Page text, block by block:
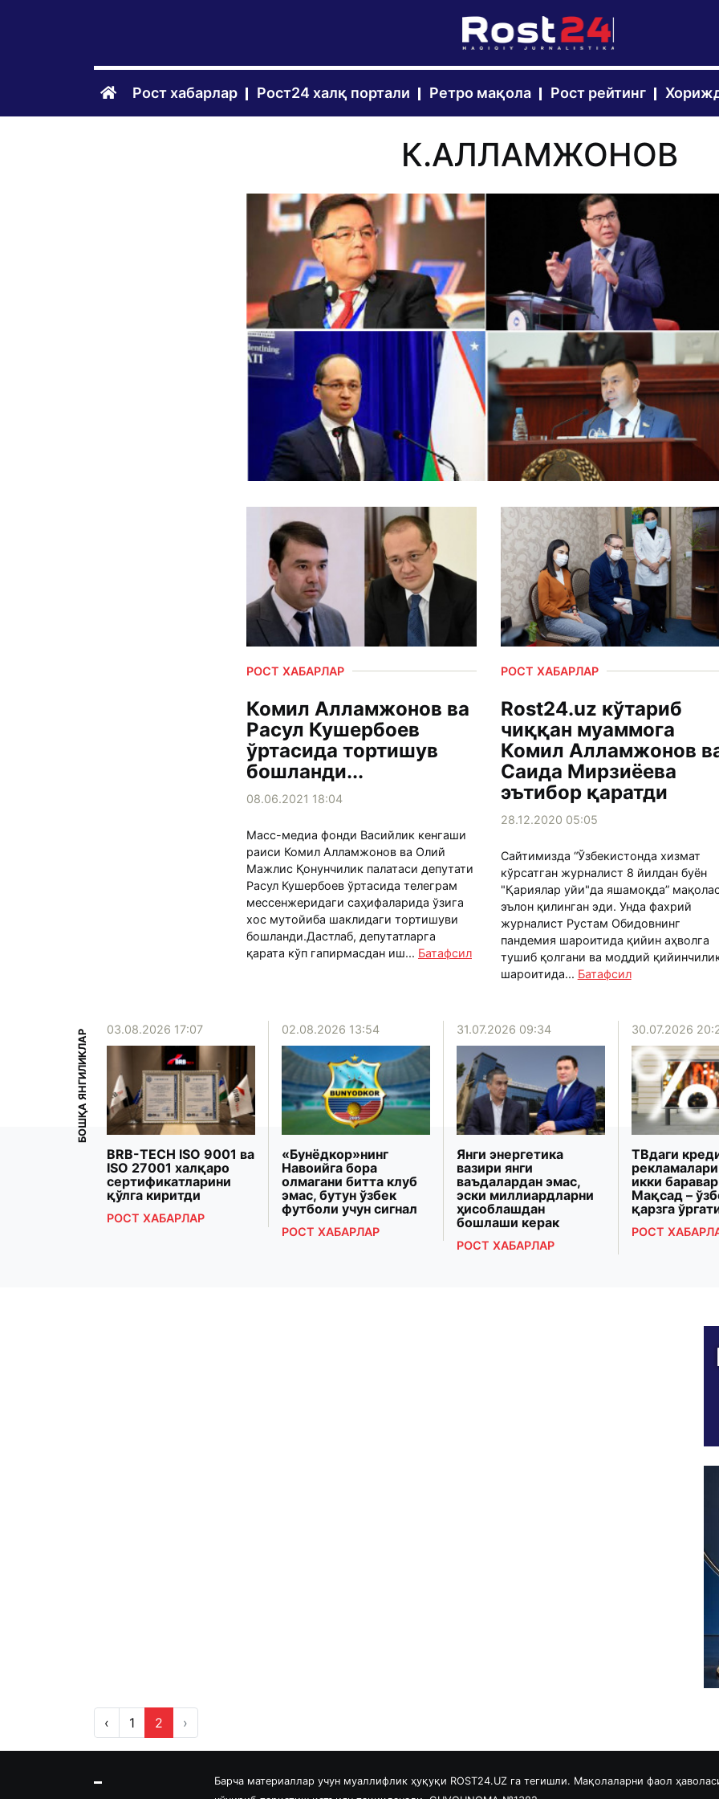
Рост хабарлар Рост24 халқ портали Ретро мақола Рост рейтинг
К.АЛЛАМЖОНОВ
РОСТ ХАБАРЛАР
Комил Алламжонов ва
Расул Кушербоев
ўртасида тортишув
бошланди...
08.06.2021 18:04
Масс-медиа фонди Васийлик кенгаши
раиси Комил Алламжонов ва Олий
Мажлис Қонунчилик палатаси депутати
Расул Кушербоев ўртасида телеграм
мессенжеридаги саҳифаларида ўзига
хос мутойиба шаклидаги тортишуви
бошланди.Дастлаб, депутатларга
қарата кўп гапирмасдан иш... Батафсил
РОСТ ХАБАРЛАР
Rost24.uz кўтариб
чиққан муаммога
Комил Алламжонов
Саида Мирзиёева
эътибор қаратди
28.12.2020 05:05
Сайтимизда “Ўзбекистонда хизмат
кўрсатган журналист 8 йилдан буён
"Қариялар уйи"да яшамоқда”
эълон қилинган эди. Унда фахрий
журналист Рустам Обидовнинг
пандемия шароитида қийин аҳволга
тушиб қолгани ва моддий
шароитида... Батафсил
БОШҚА ЯНГИЛИКЛАР 03.08.2026 17:07
BRB-TECH ISO 9001 ва
ISO 27001 халқаро
сертификатларини
қўлга киритди
РОСТ ХАБАРЛАР
02.08.2026 13:54
«Бунёдкор»нинг
Навоийга бора
олмагани битта клуб
эмас, бутун ўзбек
футболи учун сигнал
РОСТ ХАБАРЛАР
31.07.2026 09:34
Янги энергетика
вазири янги
ваъдалардан эмас,
эски миллиардларни
ҳисоблашдан
бошлаши керак
РОСТ ХАБАРЛАР
30.07.2026
ТВдаги
икки
Мақсад –
қарзга
РОСТ
‹ 1 2 ›
Барча материаллар учун муаллифлик ҳуқуқи ROST24.UZ га тегишли. Мақолаларни фаол